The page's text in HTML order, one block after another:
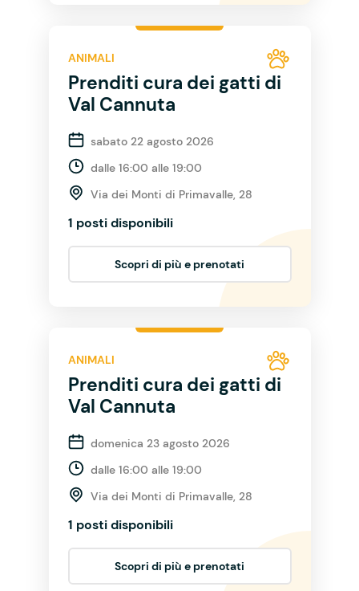
ANIMALI
Prenditi cura dei gatti di
Val Cannuta
sabato 22 agosto 2026
dalle 16:00 alle 19:00
Via dei Monti di Primavalle, 28
1 posti disponibili
Scopri di più e prenotati
ANIMALI
Prenditi cura dei gatti di
Val Cannuta
domenica 23 agosto 2026
dalle 16:00 alle 19:00
Via dei Monti di Primavalle, 28
1 posti disponibili
Scopri di più e prenotati